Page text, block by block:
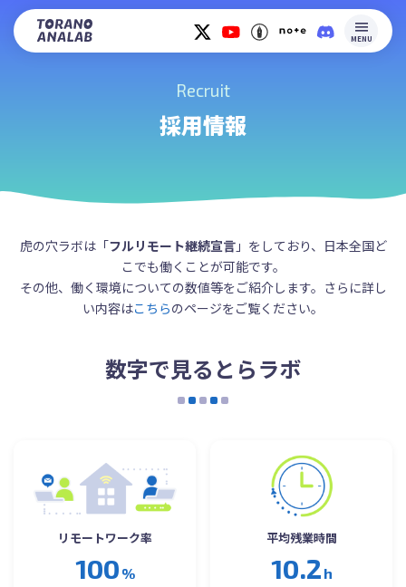
MENU
Recruit
採用情報
虎の穴ラボは「フルリモート継続宣言」をしており、日本全国ど
こでも働くことが可能です。
その他、働く環境についての数値等をご紹介します。さらに詳し
い内容はこちらのページをご覧ください。
数字で見るとらラボ
リモートワーク率
100 %
平均残業時間
10.2 h